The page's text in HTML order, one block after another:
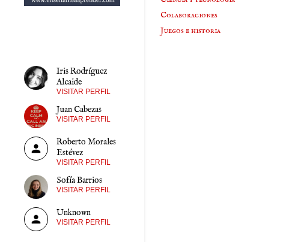
Colaboraciones
Juegos e historia
Iris Rodríguez
Alcaide
VISITAR PERFIL
Juan Cabezas
VISITAR PERFIL
Roberto Morales
Estévez
VISITAR PERFIL
Sofía Barrios
VISITAR PERFIL
Unknown
VISITAR PERFIL